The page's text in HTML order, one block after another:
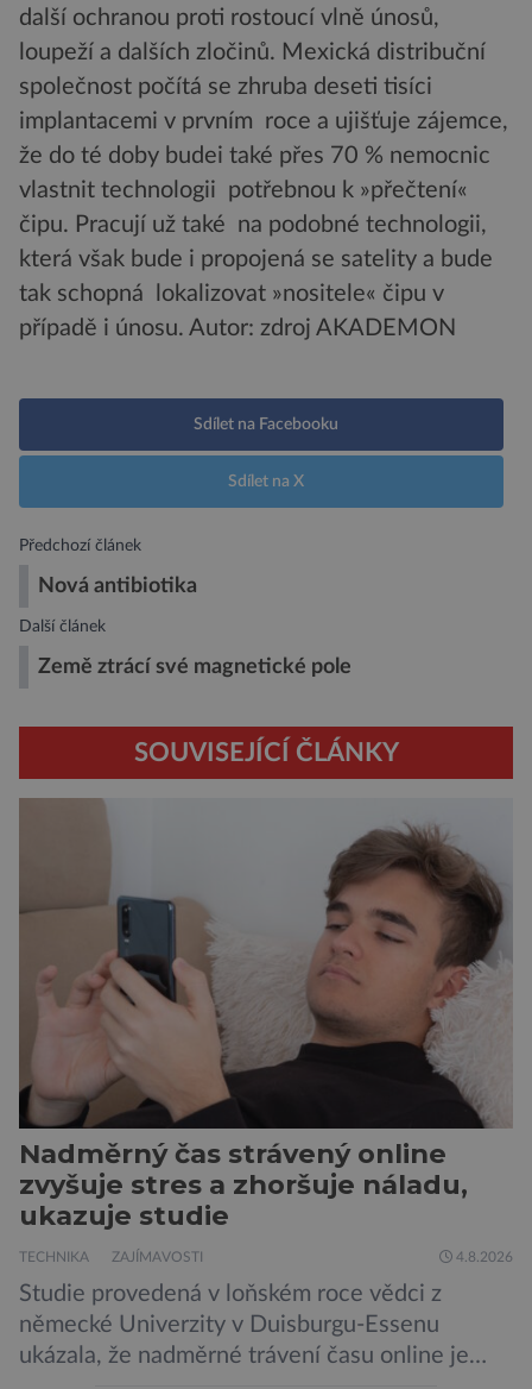
další ochranou proti rostoucí vlně únosů,
loupeží a dalších zločinů. Mexická distribuční
společnost počítá se zhruba deseti tisíci
implantacemi v prvním roce a ujišťuje zájemce,
že do té doby budei také přes 70 % nemocnic
vlastnit technologii potřebnou k »přečtení«
čipu. Pracují už také na podobné technologii,
která však bude i propojená se satelity a bude
tak schopná lokalizovat »nositele« čipu v
případě i únosu. Autor: zdroj AKADEMON
Sdílet na Facebooku
Sdílet na X
Předchozí článek
Nová antibiotika
Další článek
Země ztrácí své magnetické pole
SOUVISEJÍCÍ ČLÁNKY
Nadměrný čas strávený online
zvyšuje stres a zhoršuje náladu,
ukazuje studie
TECHNIKA ZAJÍMAVOSTI 4.8.2026
Studie provedená v loňském roce vědci z
německé Univerzity v Duisburgu-Essenu
ukázala, že nadměrné trávení času online je